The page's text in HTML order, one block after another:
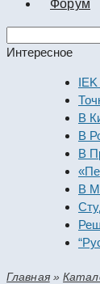
Форум
this
Интересное
IEK
В
В
В
В
Главная»